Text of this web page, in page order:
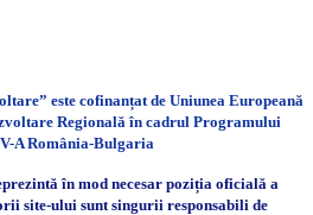
este cofinanțat de Uniunea Europeană
Regională în cadrul Programului
A România-Bulgaria
în mod necesar poziția oficială a
site-ului sunt singurii responsabili de